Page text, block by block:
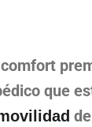
que